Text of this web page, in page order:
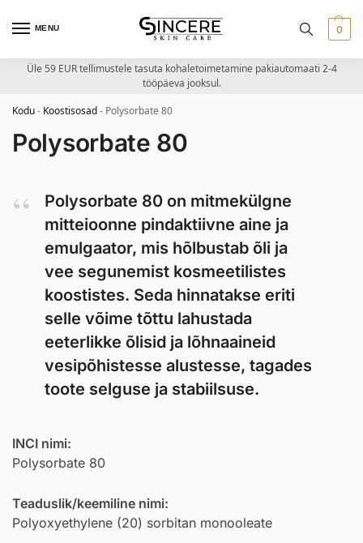
MENU 0
Üle 59 EUR tellimustele tasuta kohaletoimetamine pakiautomaati 2-4
tööpäeva jooksul.
Kodu- Koostisosad- Polysorbate 80
Polysorbate 80
Polysorbate 80 on mitmekülgne
mitteioonne pindaktiivne aine ja
emulgaator, mis hõlbustab õli ja
vee segunemist kosmeetilistes
koostistes. Seda hinnatakse eriti
selle võime tõttu lahustada
eeterlikke õlisid ja lõhnaaineid
vesipõhistesse alustesse, tagades
toote selguse ja stabiilsuse.
INCI nimi:
Polysorbate 80
Teaduslik/keemiline nimi:
Polyoxyethylene (20) sorbitan monooleate